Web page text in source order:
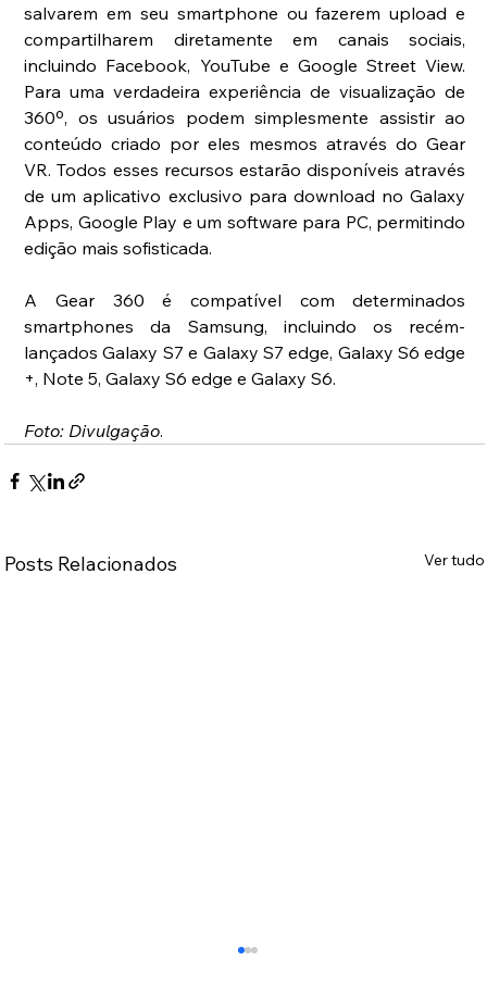
salvarem em seu smartphone ou fazerem upload e
compartilharem diretamente em canais sociais,
incluindo Facebook, YouTube e Google Street View.
Para uma verdadeira experiência de visualização de
360º, os usuários podem simplesmente assistir ao
conteúdo criado por eles mesmos através do Gear
VR. Todos esses recursos estarão disponíveis através
de um aplicativo exclusivo para download no Galaxy
Apps, Google Play e um software para PC, permitindo
edição mais sofisticada.
A Gear 360 é compatível com determinados
smartphones da Samsung, incluindo os recém-
lançados Galaxy S7 e Galaxy S7 edge, Galaxy S6 edge
+, Note 5, Galaxy S6 edge e Galaxy S6.
Foto: Divulgação.
Posts Relacionados Ver tudo